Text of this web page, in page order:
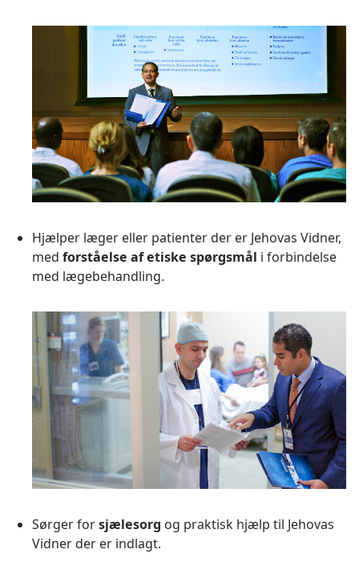
Hjælper læger eller patienter der er Jehovas Vidner,
med forståelse af etiske spørgsmål i forbindelse
med lægebehandling.
Sørger forsjælesorg og praktisk hjælp til Jehovas
Vidner der er indlagt.